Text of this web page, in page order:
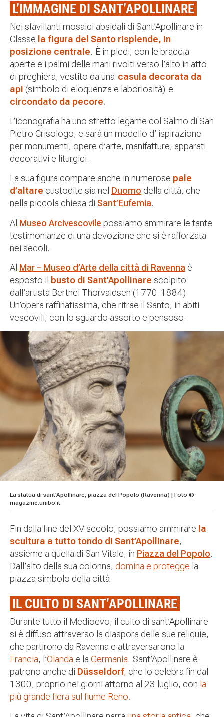
L’IMMAGINE DI SANT’APOLLINARE
Nei sfavillanti mosaici absidali di Sant’Apollinare in
Classe la figura del Santo risplende, in
posizione centrale. È in piedi, con le braccia
aperte e i palmi delle mani rivolti verso l’alto in atto
di preghiera, vestito da una casula decorata da
api (simbolo di eloquenza e laboriosità) e
circondato da pecore.
L’iconografia ha uno stretto legame col Salmo di San
Pietro Crisologo, e sarà un modello d’ ispirazione
per monumenti, opere d’arte, manifatture, apparati
decorativi e liturgici.
La sua figura compare anche in numerose pale
d’altare custodite sia nel Duomo della città, che
nella piccola chiesa di Sant’Eufemia.
Al Museo Arcivescovile possiamo ammirare le tante
testimonianze di una devozione che si è rafforzata
nei secoli.
Al Mar – Museo d’Arte della città di Ravenna è
esposto il busto di Sant’Apollinare scolpito
dall’artista Berthel Thorvaldsen (1770-1884).
Un’opera raffinatissima, che ritrae il Santo, in abiti
vescovili, con lo sguardo assorto e pensoso.
La statua di sant’Apollinare, piazza del Popolo (Ravenna) | Foto ©
magazine.unibo.it
Fin dalla fine del XV secolo, possiamo ammirare la
scultura a tutto tondo di Sant’Apollinare,
assieme a quella di San Vitale, in Piazza del Popolo.
Dall’alto della sua colonna, domina e protegge la
piazza simbolo della città.
IL CULTO DI SANT’APOLLINARE
Durante tutto il Medioevo, il culto di sant’Apollinare
si è diffuso attraverso la diaspora delle sue reliquie,
che partirono da Ravenna e attraversarono la
Francia, l’Olanda e la Germania. Sant’Apollinare è
patrono anche di Düsseldorf, che lo celebra fin dal
1300, proprio nei giorni attorno al 23 luglio, con la
più grande fiera sul fiume Reno.